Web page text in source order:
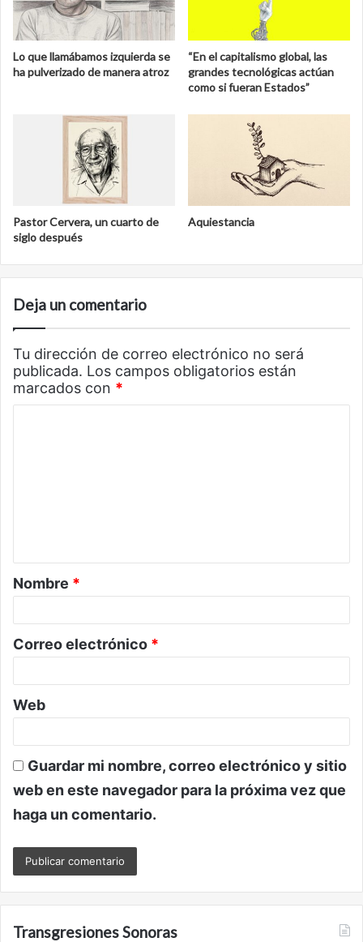
Lo que llamábamos izquierda se
ha pulverizado de manera atroz
“En el capitalismo global, las
grandes tecnológicas actúan
como si fueran Estados”
Pastor Cervera, un cuarto de
siglo después
Aquiestancia
Deja un comentario
Tu dirección de correo electrónico no será
publicada. Los campos obligatorios están
marcados con *
a
r
o
*
Nombre *
Correo electrónico *
Web
Guardar mi nombre, correo electrónico y sitio
web en este navegador para la próxima vez que
haga un comentario.
Transgresiones Sonoras